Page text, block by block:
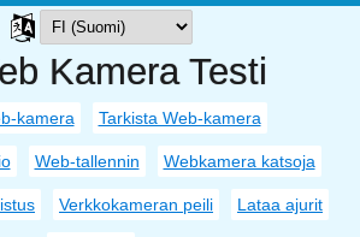
Kamera Testi
kamera Tarkista Web-kamera
Web-tallennin Webkamera katsoja
Verkkokameran peili Lataa ajurit